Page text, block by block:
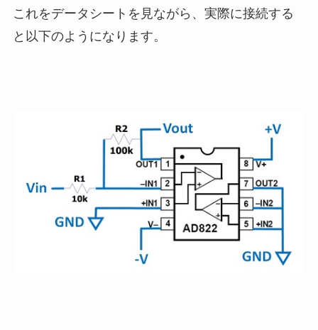
これをデータシートを見ながら、実際に接続する
と以下のようになります。